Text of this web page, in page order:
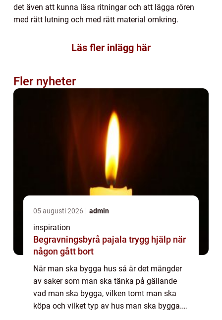
det även att kunna läsa ritningar och att lägga rören
med rätt lutning och med rätt material omkring.
Läs fler inlägg här
Fler nyheter
05 augusti 2026 admin
inspiration
Begravningsbyrå pajala trygg hjälp när
någon gått bort
När man ska bygga hus så är det mängder
av saker som man ska tänka på gällande
vad man ska bygga, vilken tomt man ska
köpa och vilket typ av hus man ska bygga.